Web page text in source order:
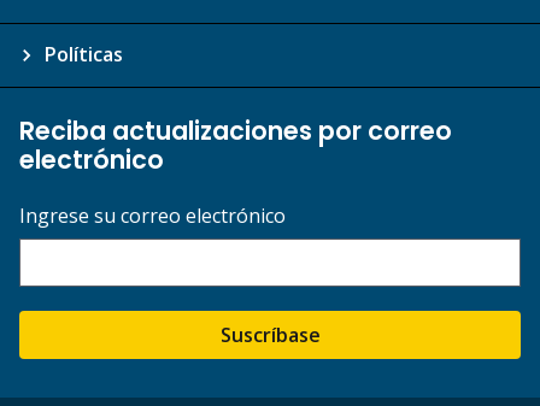
Políticas
Reciba actualizaciones por correo
electrónico
Ingrese su correo electrónico
Suscríbase